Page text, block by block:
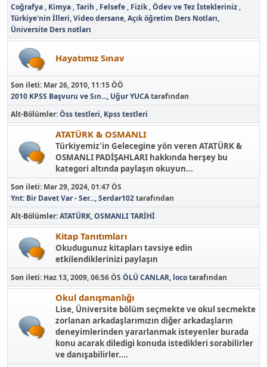
Coğrafya Kimya Tarih Felsefe Fizik Ödev ve Tez İstekleriniz
Türkiye'nin İlleri Video dersane Açık öğretim Ders Notları
Üniversite Ders notları
Hayatımız Sınav
Son ileti: Mar 26, 2010, 11:15 ÖÖ
2010 KPSS Başvuru ve Sın..., Uğur YUCAtarafından
Alt-Bölümler Öss testleri Kpss testleri
ATATÜRK & OSMANLI
Türkiyemiz'in Gelecegine yön veren ATATÜRK &
OSMANLI PADİŞAHLARI hakkında herşey bu
kategori altında paylaşın okuyun...
Son ileti: Mar 29, 2024, 01:47 ÖS
Ynt: Bir Davet Var - Ser...,Serdar102tarafından
Alt-Bölümler ATATÜRK OSMANLI TARİHİ
Kitap Tanıtımları
Okudugunuz kitapları tavsiye edin
etkilendiklerinizi paylaşın
Son ileti: Haz 13, 2009, 06:56 ÖS ÖLÜ CANLAR, locotarafından
Okul danışmanlığı
Lise, Üniversite bölüm seçmekte ve okul secmekte
zorlanan arkadaşlarımızın diğer arkadaşların
deneyimlerinden yararlanmak isteyenler burada
konu acarak diledigi konuda istedikleri sorabilirler
ve danışabilirler....